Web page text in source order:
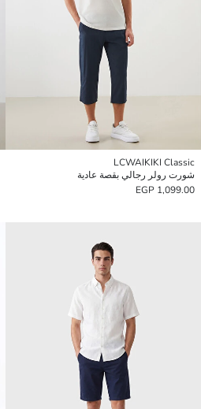
LCWAIKIKI Classic
شورت رولر رجالي بقصة عادية
1,099.00 EGP